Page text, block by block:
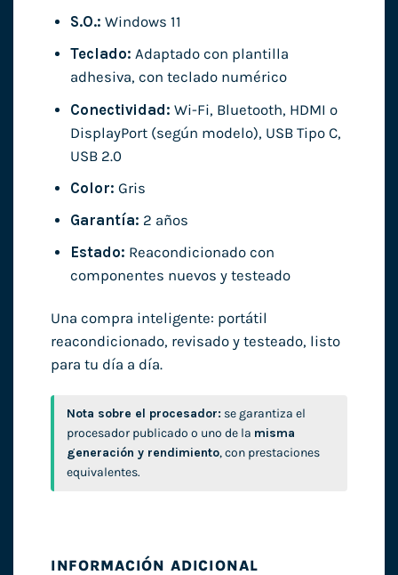
S.O.: Windows 11
Teclado: Adaptado con plantilla
adhesiva, con teclado numérico
Conectividad: Wi-Fi, Bluetooth, HDMI o
DisplayPort (según modelo), USB Tipo C,
USB 2.0
Color: Gris
Garantía: 2 años
Estado: Reacondicionado con
componentes nuevos y testeado
Una compra inteligente: portátil
reacondicionado, revisado y testeado, listo
para tu día a día.
Nota sobre el procesador: se garantiza el
procesador publicado o uno de la misma
generación y rendimiento, con prestaciones
equivalentes.
INFORMACIÓN ADICIONAL